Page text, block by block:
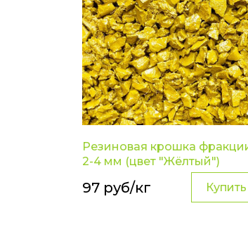
Резиновая крошка
2-4 мм (цвет "Жёлтый")
97 руб/кг Купить